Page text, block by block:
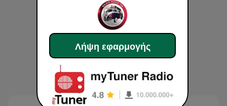
Λήψη εφαρμογής